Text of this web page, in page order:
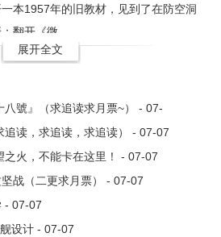
本1957年的旧教材，见到了在防空洞
翻开《微..
展开全文
八號』（求追读求月票~） - 07-
追读，求追读，求追读） - 07-07
之火，不能卡在这里！ - 07-07
战（二更求月票） - 07-07
- 07-07
设计 - 07-07